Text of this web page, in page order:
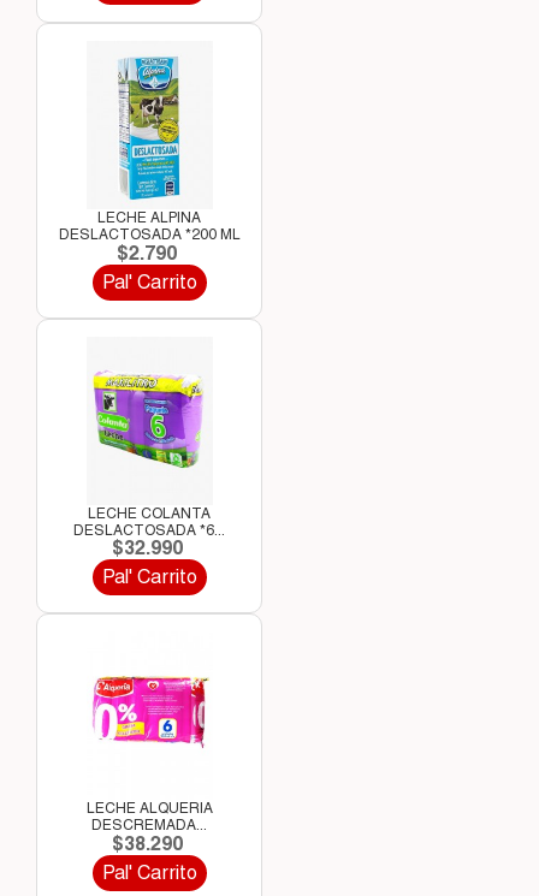
LECHE ALPINA
DESLACTOSADA *200 ML
$2.790
Pal' Carrito
LECHE COLANTA
DESLACTOSADA *6...
$32.990
Pal' Carrito
LECHE ALQUERIA
DESCREMADA...
$38.290
Pal' Carrito